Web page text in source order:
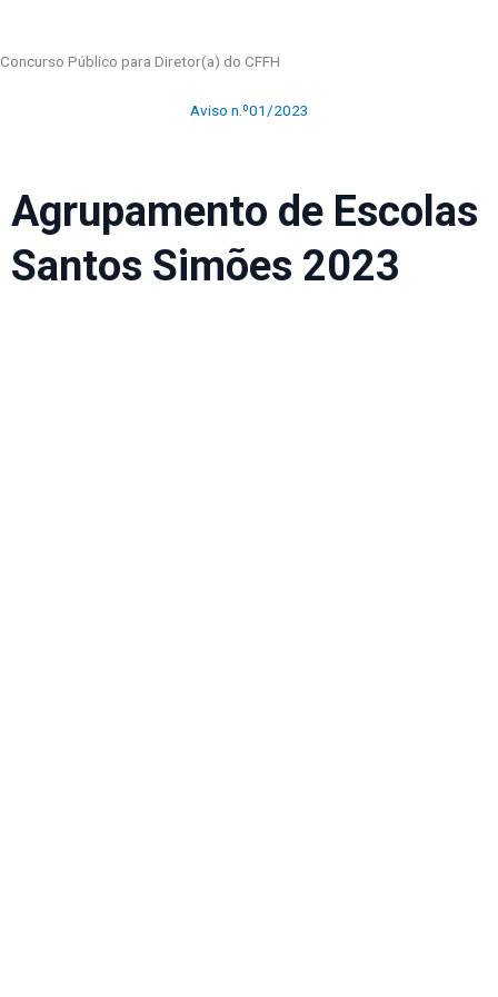
Concurso Público para Diretor(a) do CFFH
Aviso n.º01/2023
Agrupamento de Escolas
Santos Simões 2023